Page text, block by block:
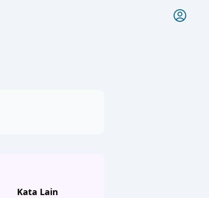
Kata Lain